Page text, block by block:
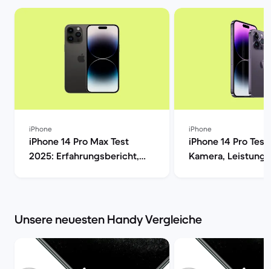
iPhone
iPhone 14 Pro Max Test
2025: Erfahrungsbericht,
iPhone
iPhone 14 Pro
Kamera,
Unsere neuesten Handy Vergleiche